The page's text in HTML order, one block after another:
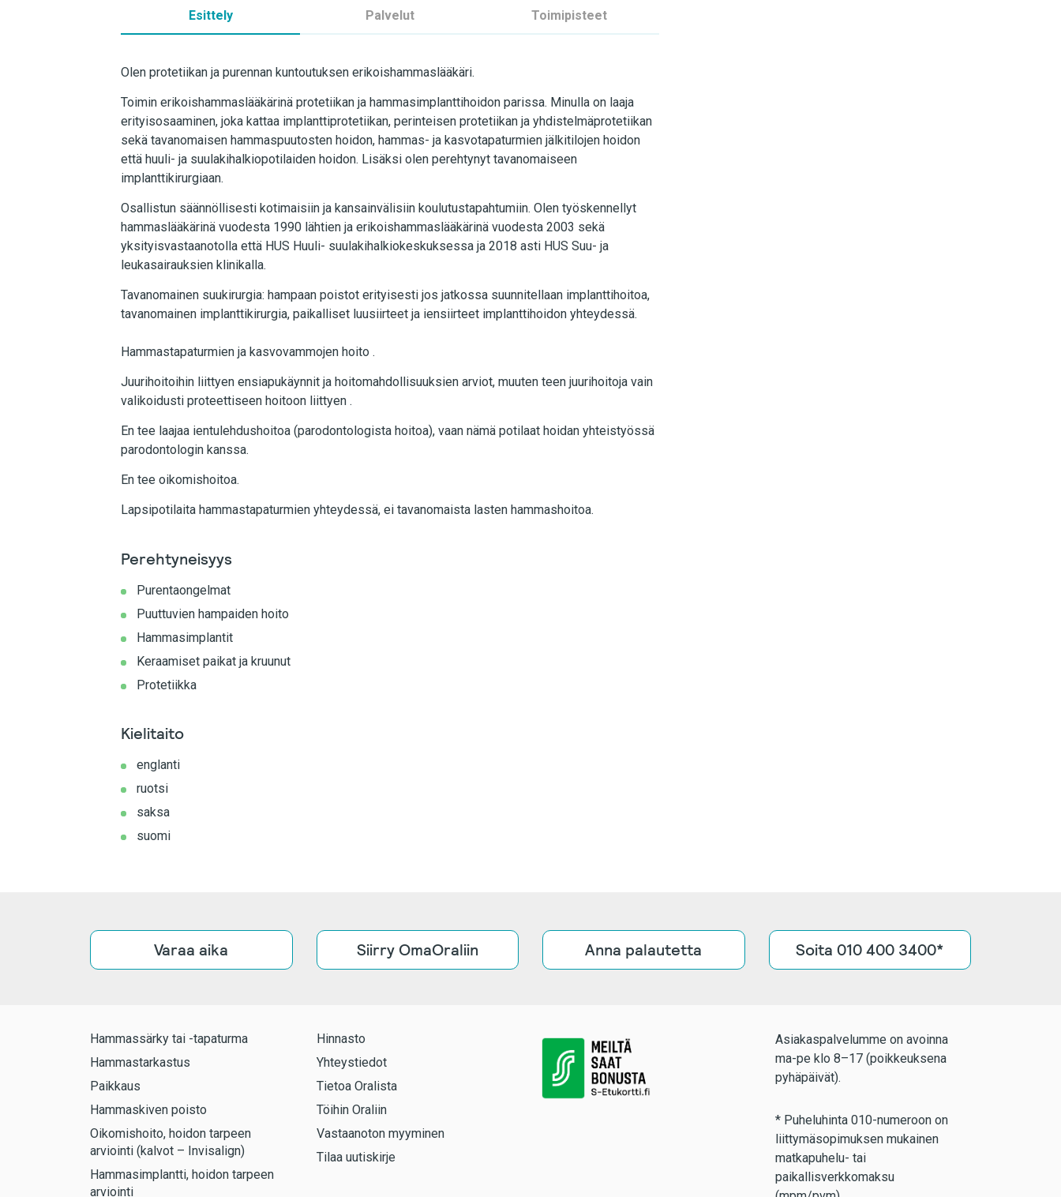
Esittely Palvelut Toimipisteet
Olen protetiikan ja purennan kuntoutuksen erikoishammaslääkäri.
Toimin erikoishammaslääkärinä protetiikan ja hammasimplanttihoidon parissa. Minulla on laaja
erityisosaaminen, joka kattaa implanttiprotetiikan, perinteisen protetiikan ja yhdistelmäprotetiikan
sekä tavanomaisen hammaspuutosten hoidon, hammas- ja kasvotapaturmien jälkitilojen hoidon
että huuli- ja suulakihalkiopotilaiden hoidon. Lisäksi olen perehtynyt tavanomaiseen
implanttikirurgiaan.
Osallistun säännöllisesti kotimaisiin ja kansainvälisiin koulutustapahtumiin. Olen työskennellyt
hammaslääkärinä vuodesta 1990 lähtien ja erikoishammaslääkärinä vuodesta 2003 sekä
yksityisvastaanotolla että HUS Huuli- suulakihalkiokeskuksessa ja 2018 asti HUS Suu- ja
leukasairauksien klinikalla.
Tavanomainen suukirurgia: hampaan poistot erityisesti jos jatkossa suunnitellaan implanttihoitoa,
tavanomainen implanttikirurgia, paikalliset luusiirteet ja iensiirteet implanttihoidon yhteydessä.
Hammastapaturmien ja kasvovammojen hoito .
Juurihoitoihin liittyen ensiapukäynnit ja hoitomahdollisuuksien arviot, muuten teen juurihoitoja vain
valikoidusti proteettiseen hoitoon liittyen .
En tee laajaa ientulehdushoitoa (parodontologista hoitoa), vaan nämä potilaat hoidan yhteistyössä
parodontologin kanssa.
En tee oikomishoitoa.
Lapsipotilaita hammastapaturmien yhteydessä, ei tavanomaista lasten hammashoitoa.
Perehtyneisyys
Purentaongelmat
Puuttuvien hampaiden hoito
Hammasimplantit
Keraamiset paikat ja kruunut
Protetiikka
Kielitaito
englanti
ruotsi
saksa
suomi
Varaa aika Siirry OmaOraliin Anna palautetta Soita 010 400 3400*
Hammassärky tai -tapaturma
Hammastarkastus
Paikkaus
Hammaskiven poisto
Oikomishoito, hoidon tarpeen
arviointi (kalvot – Invisalign)
Hammasimplantti, hoidon tarpeen
arviointi
Hinnasto
Yhteystiedot
Tietoa Oralista
Töihin Oraliin
Vastaanoton myyminen
Tilaa uutiskirje
Asiakaspalvelumme on avoinna
ma-pe klo 8–17 (poikkeuksena
pyhäpäivät).
* Puheluhinta 010-numeroon on
liittymäsopimuksen mukainen
matkapuhelu- tai
paikallisverkkomaksu